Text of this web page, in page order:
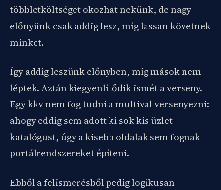
többletköltséget okozhat nekünk, de nagy
előnyünk csak addig lesz, míg lassan követnek
minket.
Így addig leszünk előnyben, míg mások nem
léptek. Aztán kiegyenlítődik ismét a verseny.
Egy kkv nem fog tudni a multival versenyezni:
ahogy eddig sem adott ki sok kis üzlet
katalógust, úgy a kisebb oldalak sem fognak
portálrendszereket építeni.
Ebből a felismerésből pedig logikusan